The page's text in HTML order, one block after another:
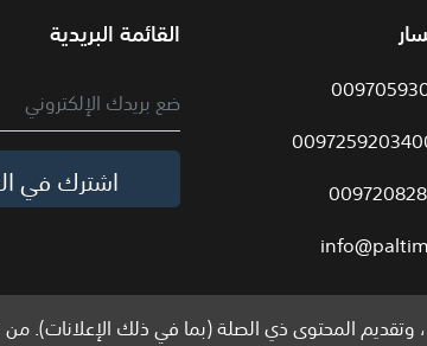
المحتوى ذي الصلة (بما في ذلك الإعلانات).
القائمة البريدية
اشترك في